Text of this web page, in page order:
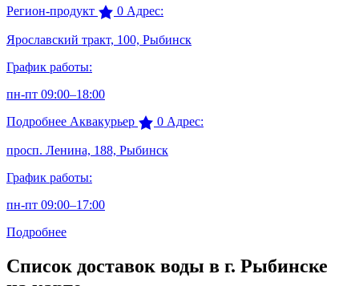
Регион-продукт
0 Адрес:
Ярославский тракт, 100, Рыбинск
График работы:
пн-пт 09:00–18:00
Подробнее Аквакурьер 0 Адрес:
просп. Ленина, 188, Рыбинск
График работы:
пн-пт 09:00–17:00
Подробнее
Список доставок воды в г. Рыбинске